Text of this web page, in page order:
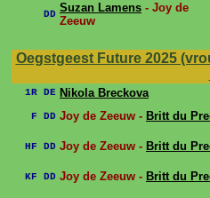
DD Suzan Lamens - Joy de
Zeeuw
Oegstgeest Future 2025
1R DE Nikola Breckova
F DD Joy de Zeeuw - Britt du
HF DD Joy de Zeeuw - Britt du
KF DD Joy de Zeeuw - Britt du